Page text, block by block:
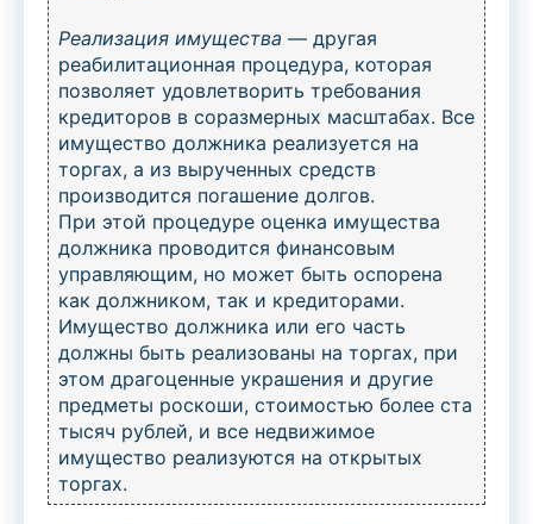
Реализация имущества — другая
реабилитационная процедура, которая
позволяет удовлетворить требования
кредиторов в соразмерных масштабах. Все
имущество должника реализуется на
торгах, а из вырученных средств
производится погашение долгов.
При этой процедуре оценка имущества
должника проводится финансовым
управляющим, но может быть оспорена
как должником, так и кредиторами.
Имущество должника или его часть
должны быть реализованы на торгах, при
этом драгоценные украшения и другие
предметы роскоши, стоимостью более ста
тысяч рублей, и все недвижимое
имущество реализуются на открытых
торгах.